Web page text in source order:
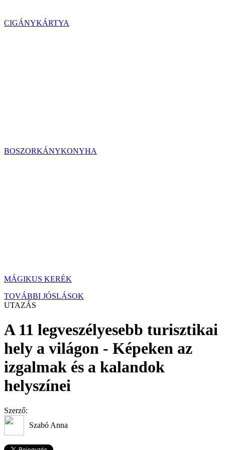
CIGÁNYKÁRTYA
BOSZORKÁNYKONYHA
MÁGIKUS KERÉK
TOVÁBBI JÓSLÁSOK
UTAZÁS
A 11 legveszélyesebb turisztikai
hely a világon - Képeken az
izgalmak és a kalandok
helyszínei
Szerző:
Szabó Anna